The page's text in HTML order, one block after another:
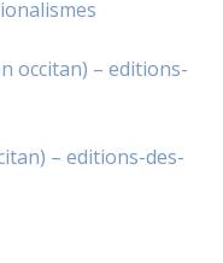
occitan) – editions-
– editions-des-